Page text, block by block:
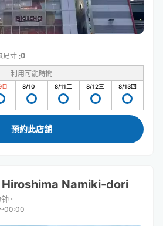
尺寸 :0
利用可能時間
日 8/10一 8/11二 8/12三 8/13四
預約此店舖
Namiki-dori
。
00:00